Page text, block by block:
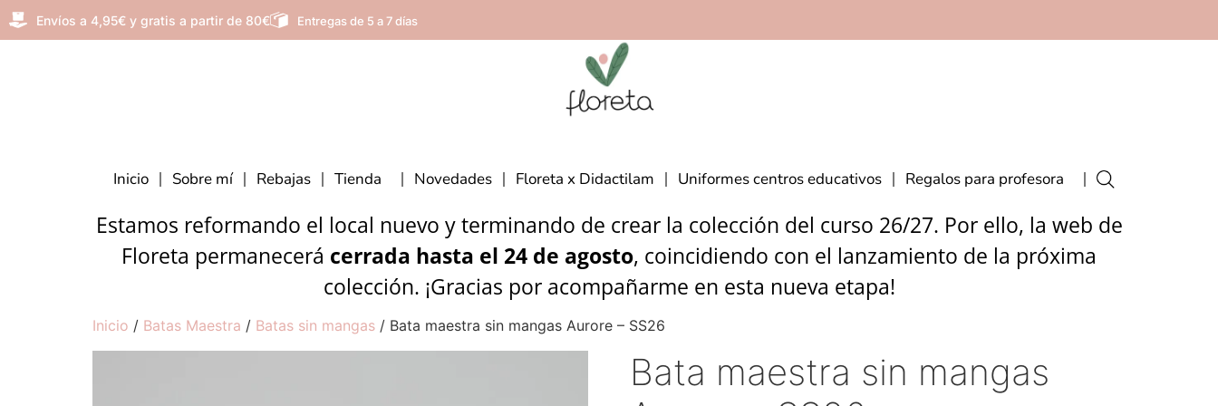
Envíos a 4,95€ y gratis a partir de 80€ Entregas de 5 a 7 días
Inicio Sobre mí Rebajas Tienda Novedades Floreta x Didactilam Uniformes centros educativos Regalos para profesora
Estamos reformando el local nuevo y terminando de crear la colección del curso 26/27. Por ello, la web de
Floreta permanecerá cerrada hasta el 24 de agosto, coincidiendo con el lanzamiento de la próxima
colección. ¡Gracias por acompañarme en esta nueva etapa!
Inicio / Batas Maestra / Batas sin mangas / Bata maestra sin mangas Aurore – SS26
Bata maestra sin mangas